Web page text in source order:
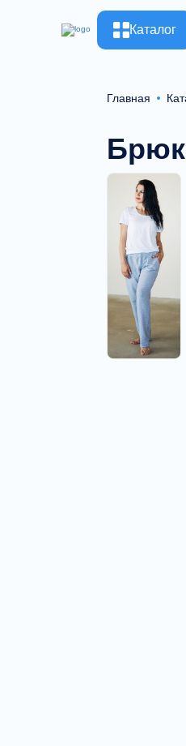
Каталог
Главная